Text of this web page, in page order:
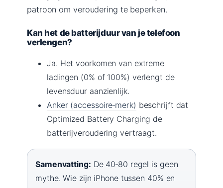
patroon om veroudering te beperken.
Kan het de batterijduur van je telefoon
verlengen?
Ja. Het voorkomen van extreme
ladingen (0% of 100%) verlengt de
levensduur aanzienlijk.
Anker (accessoire‑merk) beschrijft dat
Optimized Battery Charging de
batterijveroudering vertraagt.
Samenvatting: De 40‑80 regel is geen
mythe. Wie zijn iPhone tussen 40% en